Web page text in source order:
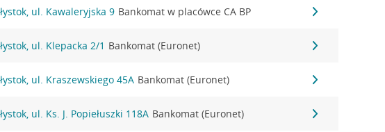
ul. Kawaleryjska 9 Bankomat w placówce CA BP
ul. Klepacka 2/1 Bankomat (Euronet)
ul. Kraszewskiego 45A Bankomat (Euronet)
ul. Ks. J. Popiełuszki 118A Bankomat (Euronet)